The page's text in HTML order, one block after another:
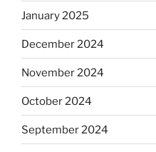
January 2025
December 2024
November 2024
October 2024
September 2024